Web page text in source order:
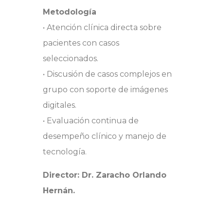
Metodología
• Atención clínica directa sobre
pacientes con casos
seleccionados.
• Discusión de casos complejos en
grupo con soporte de imágenes
digitales.
• Evaluación continua de
desempeño clínico y manejo de
tecnología.
Director: Dr. Zaracho Orlando
Hernán.